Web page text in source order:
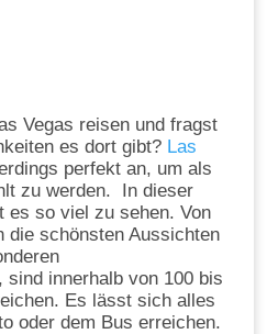
Vegas reisen und fragst
es dort gibt? Las
perfekt an, um als
zu werden. In dieser
es so viel zu sehen. Von
die schönsten Aussichten
sind innerhalb von 100 bis
Es lässt sich alles
oder dem Bus erreichen.